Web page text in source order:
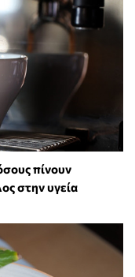
πίνουν
στην υγεία